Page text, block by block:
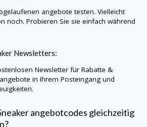
angebote testen. Vielleicht
noch. Probieren Sie sie einfach während
Newsletters:
Newsletter für Rabatte &
in Ihrem Posteingang und
angebotcodes gleichzeitig